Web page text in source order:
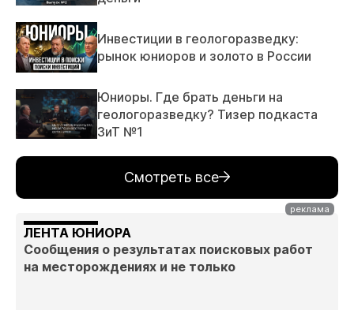
Инвестиции в геологоразведку:
рынок юниоров и золото в России
Юниоры. Где брать деньги на
геологоразведку? Тизер подкаста
ЗиТ №1
Смотреть все
ЛЕНТА ЮНИОРА
Сообщения о результатах поисковых работ
на месторождениях и не только